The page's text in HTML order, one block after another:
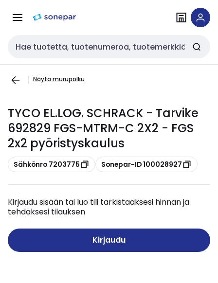
navigointiinsisältöön
Haku
Näytä murupolku
TYCO EL.LOG. SCHRACK - Tarvike
692829 FGS-MTRM-C 2X2 - FGS
2x2 pyöristyskaulus
Kopioi
Sähkönro 7203775 Kopioi
Sonepar-ID 100028927
Kirjaudu sisään tai luo tili tarkistaaksesi hinnan ja
tehdäksesi tilauksen
Kirjaudu